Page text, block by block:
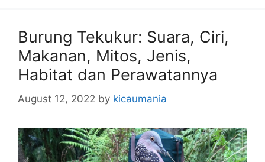
Burung Tekukur: Suara, Ciri,
Makanan, Mitos, Jenis,
Habitat dan Perawatannya
August 12, 2022 by kicaumania